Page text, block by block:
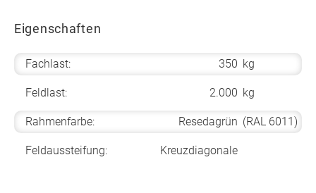
Eigenschaften
Fachlast: 350 kg
Feldlast: 2.000 kg
Rahmenfarbe: Resedagrün (RAL 6011)
Feldaussteifung: Kreuzdiagonale